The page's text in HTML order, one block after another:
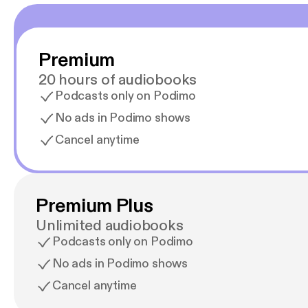
Premium
20 hours of audiobooks
Podcasts only on Podimo
No ads in Podimo shows
Cancel anytime
Premium Plus
Unlimited audiobooks
Podcasts only on Podimo
No ads in Podimo shows
Cancel anytime